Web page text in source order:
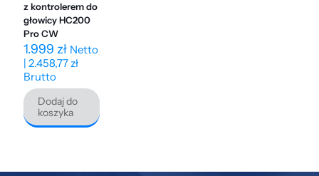
z kontrolerem do
głowicy HC200
Pro CW
1.999 zł Netto
| 2.458,77zł
Brutto
Dodaj do
koszyka